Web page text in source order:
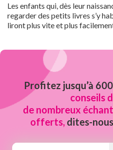
Les enfants qui, dès leur
regarder des petits livres s’y
liront plus vite et plus
Profitez jusqu’à
conseils
de nombreux
offerts, dites-